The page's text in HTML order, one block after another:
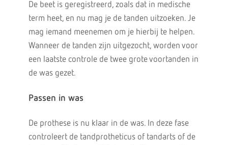
De beet is geregistreerd, zoals dat in medische
term heet, en nu mag je de tanden uitzoeken. Je
mag iemand meenemen om je hierbij te helpen.
Wanneer de tanden zijn uitgezocht, worden voor
een laatste controle de twee grote voortanden in
de was gezet.
Passen in was
De prothese is nu klaar in de was. In deze fase
controleert de tandprotheticus of tandarts of de